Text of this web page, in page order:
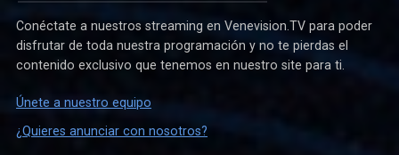
Conéctate a nuestros streaming en Venevision.TV para poder
disfrutar de toda nuestra programación y no te pierdas el
contenido exclusivo que tenemos en nuestro site para ti.
Únete a nuestro equipo
¿Quieres anunciar con nosotros?